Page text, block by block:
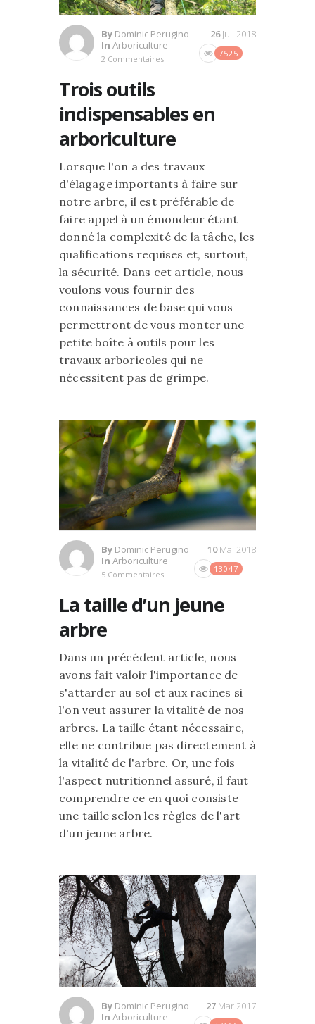
By Dominic Perugino
In Arboriculture
2 Commentaires
7525
26Juil 2018
Trois outils
indispensables en
arboriculture
Lorsque l'on a des travaux
d'élagage importants à faire sur
notre arbre, il est préférable de
faire appel à un émondeur étant
donné la complexité de la tâche, les
qualifications requises et, surtout,
la sécurité. Dans cet article, nous
voulons vous fournir des
connaissances de base qui vous
permettront de vous monter une
petite boîte à outils pour les
travaux arboricoles qui ne
nécessitent pas de grimpe.
By Dominic Perugino
In Arboriculture
5 Commentaires
13047
10Mai 2018
La taille d’un jeune
arbre
Dans un précédent article, nous
avons fait valoir l'importance de
s'attarder au sol et aux racines si
l'on veut assurer la vitalité de nos
arbres. La taille étant nécessaire,
elle ne contribue pas directement à
la vitalité de l'arbre. Or, une fois
l'aspect nutritionnel assuré, il faut
comprendre ce en quoi consiste
une taille selon les règles de l'art
d'un jeune arbre.
By Dominic Perugino
In Arboriculture
27 Mar 2017